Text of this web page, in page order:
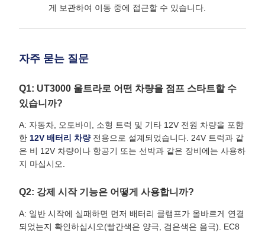
게 보관하여 이동 중에 접근할 수 있습니다.
자주 묻는 질문
Q1: UT3000 울트라로 어떤 차량을 점프 스타트할 수
있습니까?
A: 자동차, 오토바이, 소형 트럭 및 기타 12V 전원 차량을 포함
한 12V 배터리 차량전용으로 설계되었습니다. 24V 트럭과 같
은 비 12V 차량이나 항공기 또는 선박과 같은 장비에는 사용하
지 마십시오.
Q2: 강제 시작 기능은 어떻게 사용합니까?
A: 일반 시작에 실패하면 먼저 배터리 클램프가 올바르게 연결
되었는지 확인하십시오(빨간색은 양극, 검은색은 음극). EC8